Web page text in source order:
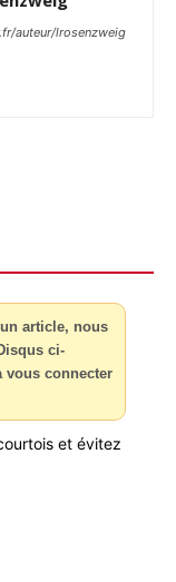
auteur/lrosenzweig
article, nous
ci-
vous connecter
et évitez